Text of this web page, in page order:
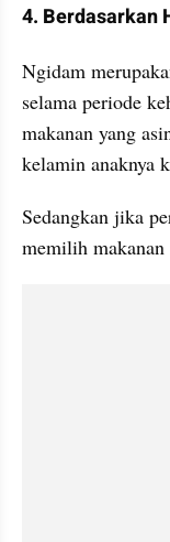
4. Berdasarkan
Ngidam
selama periode
makanan yang
kelamin anaknya
Sedangkan jika
memilih makanan